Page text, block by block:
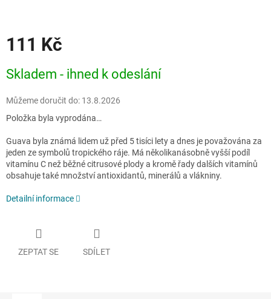
111 Kč
cena:
Skladem - ihned k odeslání
Můžeme doručit do: 13.8.2026
Položka byla vyprodána…
Guava byla známá lidem už před 5 tisíci lety a dnes je považována za
jeden ze symbolů tropického ráje. Má několikanásobně vyšší podíl
vitamínu C než běžné citrusové plody a kromě řady dalších vitamínů
obsahuje také množství antioxidantů, minerálů a vlákniny.
Detailní informace
ZEPTAT SE SDÍLET